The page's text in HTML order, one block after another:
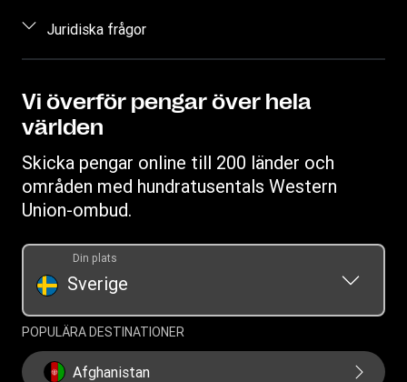
Kontrollera överföringsstatus
Hitta ombud
Valutaomräknare
Logga in
Registrera dig
Juridiska frågor
Integritetspolicy
Villkor
Cookieinformation
Vi överför pengar över hela
världen
Skicka pengar online till 200 länder och
områden med hundratusentals Western
Union-ombud.
Sverige
Din plats
POPULÄRA DESTINATIONER
Afghanistan